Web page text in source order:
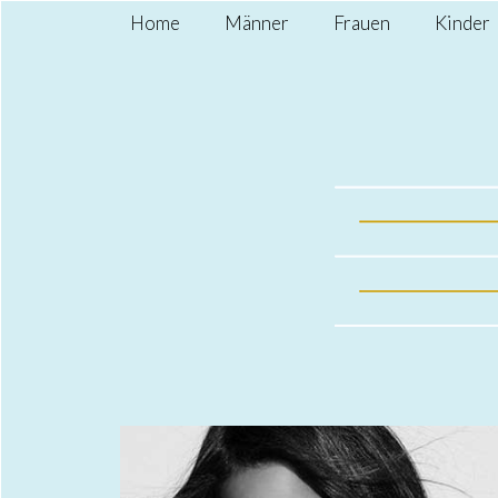
Home Männer Frauen Kinder